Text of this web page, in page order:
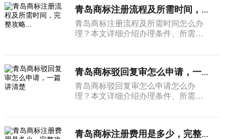
青岛商标注册流程及所需时间，完整攻略...
青岛商标注册流程及所需时间怎么办
理？本文详细介绍办理条件、所需材
青岛商标驳回复审怎么申请，一篇讲清楚
青岛商标驳回复审怎么申请怎么办
理？本文详细介绍办理条件、所需材
青岛商标注册费用是多少，完整攻略整理